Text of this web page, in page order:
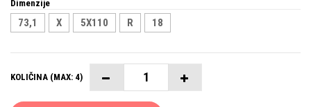
Dimenzije
73,1 X 5X110 R 18
KOLIČINA (MAX: 4)